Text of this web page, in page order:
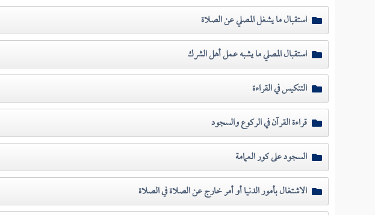
استقبال ما يشغل المصلي عن الصلاة
استقبال المصلي ما يشبه عمل أهل الشرك
التنكيس في القراءة
قراءة القرآن في الركوع والسجود
السجود على كور العمامة
الاشتغال بأمور الدنيا أو أمر خارج عن الصلاة في الصلاة